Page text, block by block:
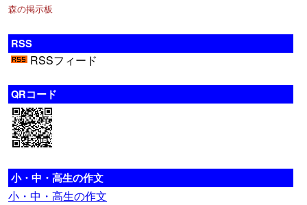
森の掲示板
RSS
RSSフィード
QRコード
小・中・高生の作文
小・中・高生の作文